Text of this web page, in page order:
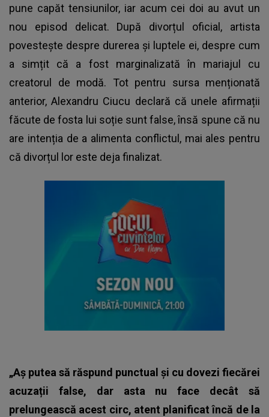
pune capăt tensiunilor, iar acum cei doi au avut un
nou episod delicat. După divorțul oficial, artista
povestește despre durerea și luptele ei, despre cum
a simțit că a fost marginalizată în mariajul cu
creatorul de modă. Tot pentru sursa menționată
anterior, Alexandru Ciucu declară că unele afirmații
făcute de fosta lui soție sunt false, însă spune că nu
are intenția de a alimenta conflictul, mai ales pentru
că divorțul lor este deja finalizat.
„Aș putea să răspund punctual și cu dovezi fiecărei
acuzații false, dar asta nu face decât să
prelungească acest circ, atent planificat încă de la